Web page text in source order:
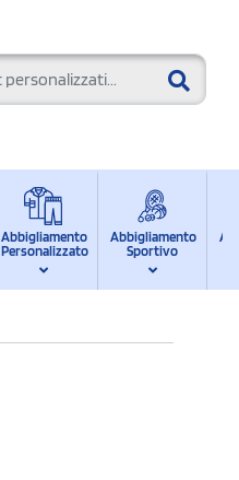
Abbigliamento
Personalizzato
Abbigliamento
Sportivo